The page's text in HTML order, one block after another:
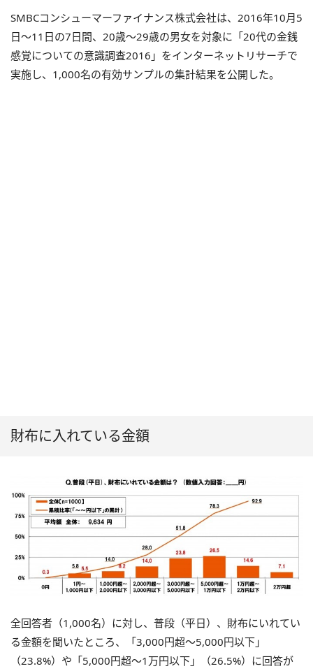
SMBCコンシューマーファイナンス株式会社は、2016年10月5
日～11日の7日間、20歳～29歳の男女を対象に「20代の金銭
感覚についての意識調査2016」をインターネットリサーチで
実施し、1,000名の有効サンプルの集計結果を公開した。
財布に入れている金額
全回答者（1,000名）に対し、普段（平日）、財布にいれてい
る金額を聞いたところ、「3,000円超～5,000円以下」
（23.8%）や「5,000円超～1万円以下」（26.5%）に回答が